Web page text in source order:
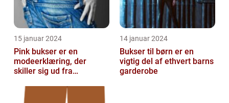
15 januar 2024
Pink bukser er en
modeerklæring, der
skiller sig ud fra
både stil og personligh...
14 januar 2024
Bukser til børn er en
vigtig del af ethvert barns
garderobe